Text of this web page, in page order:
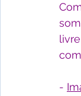
L'Inde
-